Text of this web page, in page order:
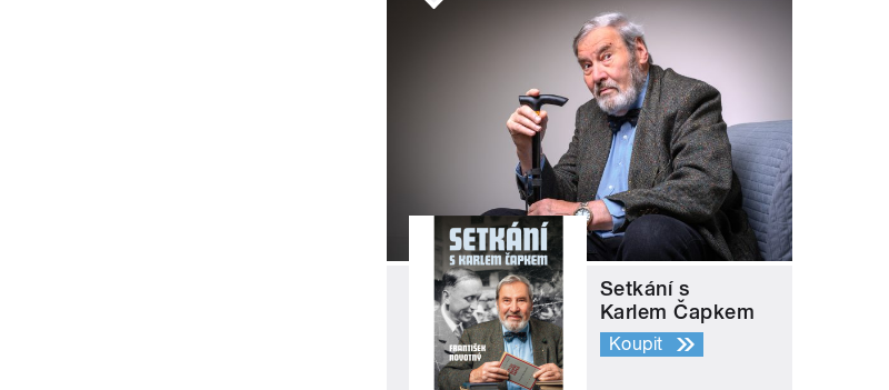
Setkání s
Karlem Čapkem
Koupit